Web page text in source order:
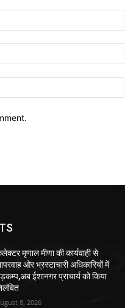
मृणाल मीणा की कार्यवाही से
ओर भ्रस्टाचारी अधिकारियों में
ईशानगर प्राचार्य को किया
8, 2026